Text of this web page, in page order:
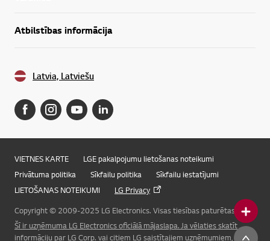
Online Chat
Atbilstības informācija
Latvia, Latviešu
VIETNES KARTE
LGE pakalpojumu lietošanas noteikumi
Privātuma politika
Sīkfailu politika
Sīkfailu iestatījumi
LIETOŠANAS NOTEIKUMI
LG Privacy
Copyright © 2009-2025 LG Electronics. Visas tiesības paturētas.
Šī ir uzņēmuma LG Electronics oficiālā mājaslapa. Ja vēlaties skatīt
informāciju par LG Corp. vai citiem LG saistītajiem uzņēmumiem, lūdzu,